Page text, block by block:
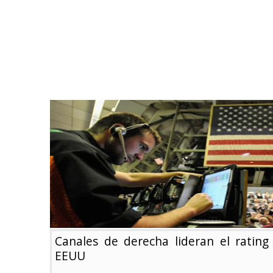
Canales de derecha lideran el
EEUU